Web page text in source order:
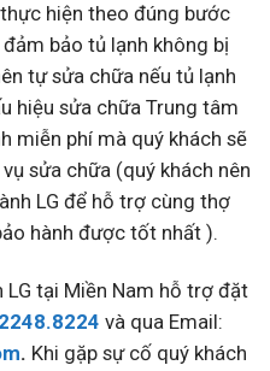
hiện theo đúng bước
bảo tủ lạnh không bị
tự sửa chữa nếu tủ lạnh
hiệu sửa chữa Trung tâm
miễn phí mà quý khách sẽ
sửa chữa (quý khách nên
LG để hỗ trợ cùng thợ
hành được tốt nhất ).
LG tại Miền Nam hỗ trợ đặt
và qua Email:
. Khi gặp sự cố quý khách